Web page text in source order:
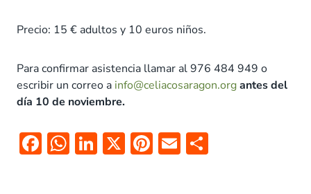
Precio: 15 € adultos y 10 euros niños.
Para confirmar asistencia llamar al 976 484 949 o
escribir un correo a info@celiacosaragon.organtes del
día 10 de noviembre.
F W Li X Pi E